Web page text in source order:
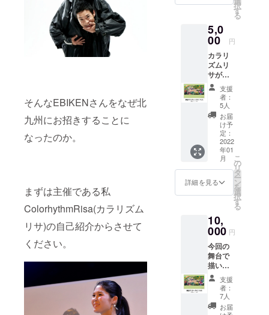
そんなEBIKENさんをなぜ北
九州にお招きすることに
なったのか。
まずは主催である私
ColorhythmRisa(カラリズム
リサ)の自己紹介からさせて
ください。
す。 ・
中継映
像をオ
ンライ
ン視聴
できる
権利を
お渡し
しま
す。(13
名分)
択
す
る
5,0
00 円
カラリ
ズムリ
サが今
回の舞
台で描
いた作
品のポ
スト
カード
をサイ
ン入り
でお届
けしま
す。 ・
額など
は付き
ん。 ・
送料は
こちら
で負担
しま
す。
支援
者：
5人
お届
け予
定：
2022
年01
月
詳細を見る
こ
の
リ
タ
ー
ン
を
選
択
す
る
10,
000 円
今回の
舞台で
描いた
作品の
ポス
ター(A3
サイズ)
支援
者：
7人
お届